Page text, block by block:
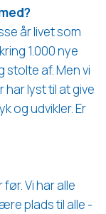
år livet som
1.000 nye
stolte af. Men vi
har lyst til at give
og udvikler. Er
Vi har alle
plads til alle -